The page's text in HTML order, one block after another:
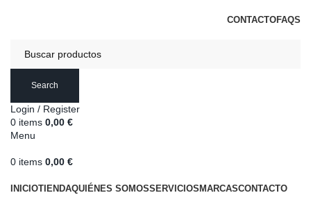
CONTACTOFAQS
Search
Login / Register
0 items 0,00 €
Menu
0 items 0,00 €
INICIOTIENDAQUIÉNES SOMOSSERVICIOS MARCASCONTACTO